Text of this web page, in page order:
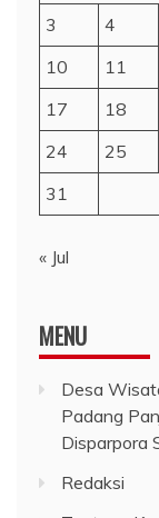
3
4
10
11
17
18
24
25
31
« Jul
MENU
Desa
Padang
Disparpora
Redaksi